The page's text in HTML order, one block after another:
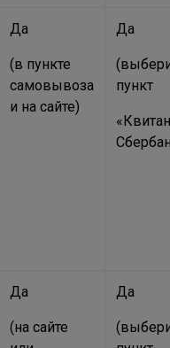
Да
(в пункте
самовывоза
и на сайте)
Да
пункт
Да
(на сайте
Да